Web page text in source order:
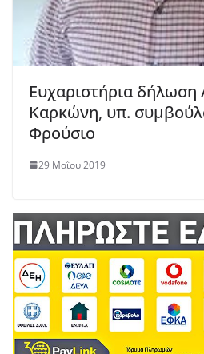
Ευχαριστήρια δήλωση
Καρκώνη, υπ.
Φρούσιο
29 Μαΐου 2019